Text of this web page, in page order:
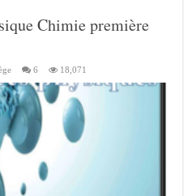
Chimie première
6 18,071